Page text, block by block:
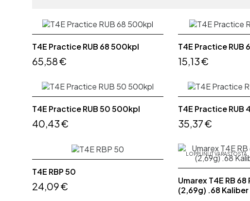
T4E Practice RUB 68 500kpl
65,58 €
T4E Practice RUB
15,13 €
T4E Practice RUB 50 500kpl
40,43 €
T4E Practice RUB
35,37 €
T4E RBP 50
24,09 €
LOPPUNUT VARASTOSTA
Umarex T4E RB
(2,69g) .68